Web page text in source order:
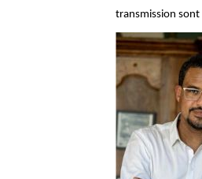
transmission